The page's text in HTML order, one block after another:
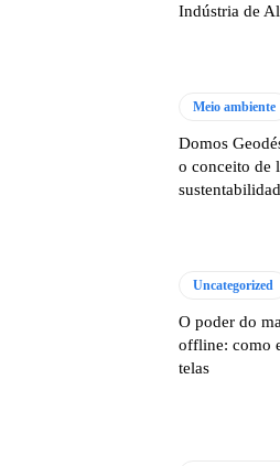
Indústria de
Meio ambiente
Domos
o conceito de
Uncategorized
O poder do
offline: como
telas